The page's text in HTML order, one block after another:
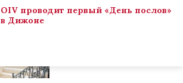
OIV проводит первый «День послов»
в Дижоне